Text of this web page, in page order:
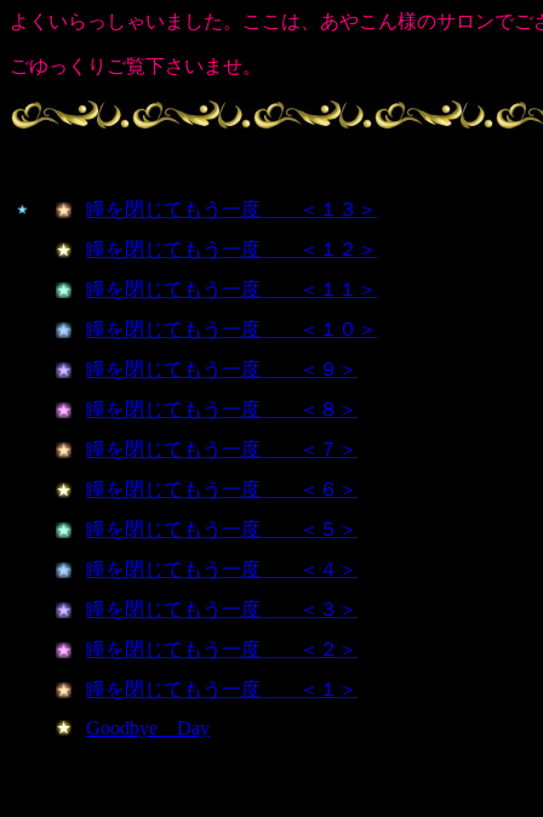
よくいらっしゃいました。ここは、あやこん様のサロンでご
ごゆっくりご覧下さいませ。
瞳を閉じてもう一度 ＜１３＞
瞳を閉じてもう一度 ＜１２＞
瞳を閉じてもう一度 ＜１１＞
瞳を閉じてもう一度 ＜１０＞
瞳を閉じてもう一度 ＜９＞
瞳を閉じてもう一度 ＜８＞
瞳を閉じてもう一度 ＜７＞
瞳を閉じてもう一度 ＜６＞
瞳を閉じてもう一度 ＜５＞
瞳を閉じてもう一度 ＜４＞
瞳を閉じてもう一度 ＜３＞
瞳を閉じてもう一度 ＜２＞
瞳を閉じてもう一度 ＜１＞
Goodbye Day